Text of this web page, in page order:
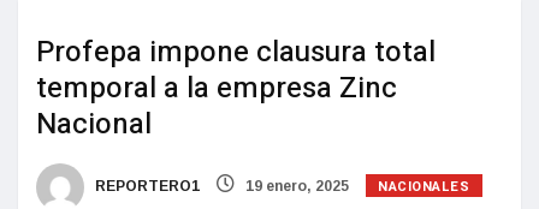
Profepa impone clausura total
temporal a la empresa Zinc
Nacional
REPORTERO1 19 enero, 2025 NACIONALES